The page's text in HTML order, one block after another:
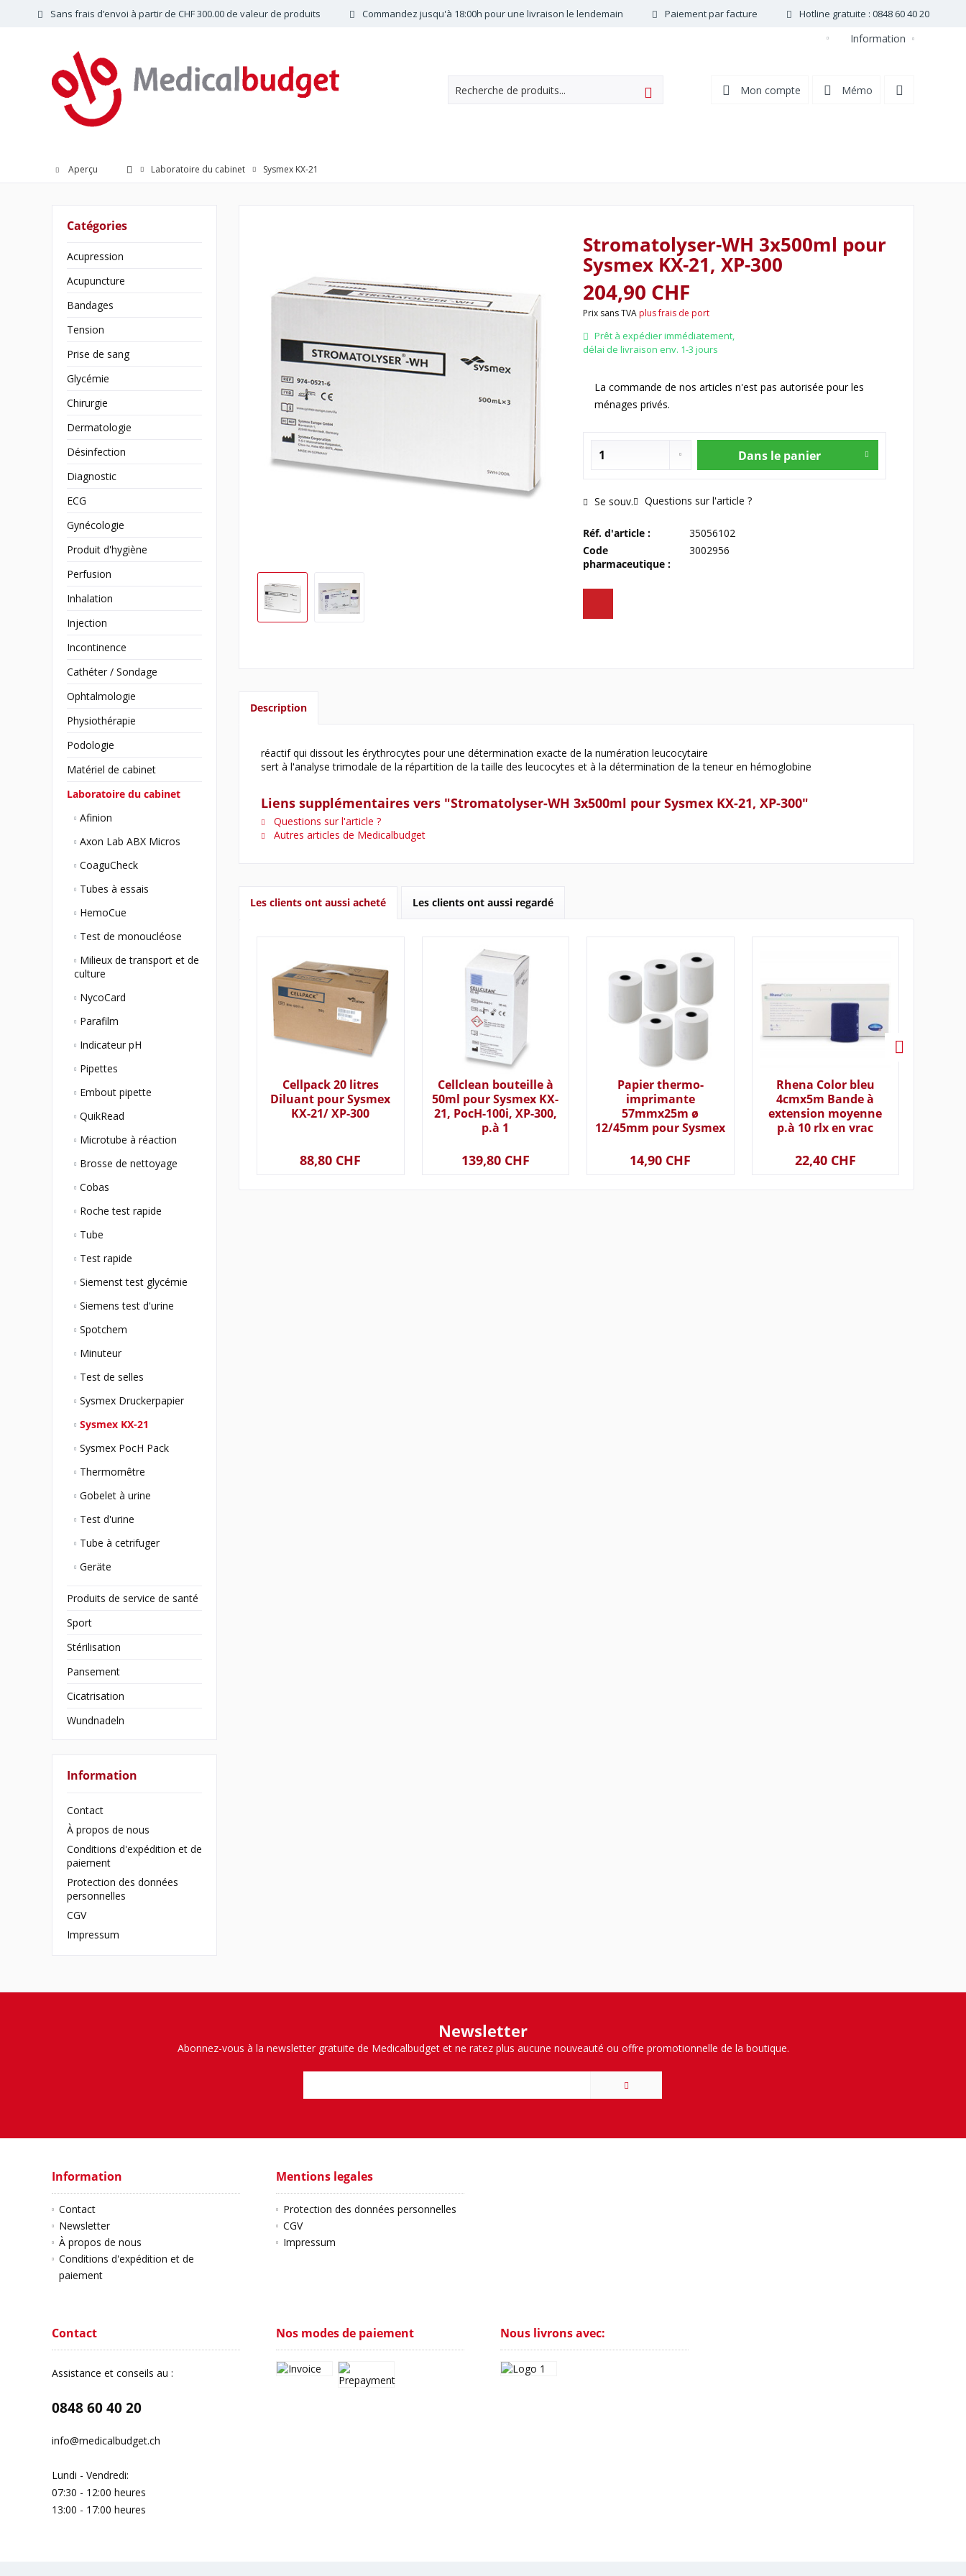
Sans frais d’envoi à partir de CHF 300.00 de valeur de produits Commandez jusqu'à 18:00h pour une livraison le lendemain Paiement par facture Hotline gratuite : 0848 60 40 20
FR Information
Mémo
Mon compte
Aperçu Laboratoire du cabinet Sysmex KX-21
Catégories
Acupression
Acupuncture
Bandages
Tension
Prise de sang
Glycémie
Chirurgie
Dermatologie
Désinfection
Diagnostic
ECG
Gynécologie
Produit d'hygiène
Perfusion
Inhalation
Injection
Incontinence
Cathéter / Sondage
Ophtalmologie
Physiothérapie
Podologie
Matériel de cabinet
Laboratoire du cabinet
Afinion
Axon Lab ABX Micros
CoaguCheck
Tubes à essais
HemoCue
Test de monoucléose
Milieux de transport et de
culture
NycoCard
Parafilm
Indicateur pH
Pipettes
Embout pipette
QuikRead
Microtube à réaction
Brosse de nettoyage
Cobas
Roche test rapide
Tube
Test rapide
Siemenst test glycémie
Siemens test d'urine
Spotchem
Minuteur
Test de selles
Sysmex Druckerpapier
Sysmex KX-21
Sysmex PocH Pack
Thermomêtre
Gobelet à urine
Test d'urine
Tube à cetrifuger
Geräte
Produits de service de santé
Sport
Stérilisation
Pansement
Cicatrisation
Wundnadeln
Information
Contact
À propos de nous
Conditions d'expédition et de
paiement
Protection des données
personnelles
CGV
Impressum
Stromatolyser-WH 3x500ml pour
Sysmex KX-21, XP-300
204,90 CHF
Prix sans TVAplus frais de port
Prêt à expédier immédiatement,
délai de livraison env. 1-3 jours
La commande de nos articles n'est pas autorisée pour les
ménages privés.
Dans le panier
Se souv. Questions sur l'article ?
Réf. d'article :
35056102
Code
pharmaceutique :
3002956
Description
réactif qui dissout les érythrocytes pour une détermination exacte de la numération leucocytaire
sert à l'analyse trimodale de la répartition de la taille des leucocytes et à la détermination de la teneur en hémoglobine
Liens supplémentaires vers "Stromatolyser-WH 3x500ml pour Sysmex KX-21, XP-300"
Questions sur l'article ?
Autres articles de Medicalbudget
Les clients ont aussi acheté Les clients ont aussi regardé
Cellpack 20 litres
Diluant pour Sysmex
KX-21/ XP-300
88,80 CHF
Cellclean bouteille à
50ml pour Sysmex KX-
21, PocH-100i, XP-300,
p.à 1
139,80 CHF
Papier thermo-
imprimante
57mmx25m ø
12/45mm pour Sysmex
300 p.à 5
14,90 CHF
Rhena Color bleu
4cmx5m Bande à
extension moyenne
p.à 10 rlx en vrac
22,40 CHF
Newsletter
Abonnez-vous à la newsletter gratuite de Medicalbudget et ne ratez plus aucune nouveauté ou offre promotionnelle de la boutique.
Information
Contact
Newsletter
À propos de nous
Conditions d'expédition et de
paiement
Mentions legales
Protection des données personnelles
CGV
Impressum
Contact
Assistance et conseils au :
0848 60 40 20
info@medicalbudget.ch
Lundi - Vendredi:
07:30 - 12:00 heures
13:00 - 17:00 heures
Nos modes de paiement Nous livrons avec: